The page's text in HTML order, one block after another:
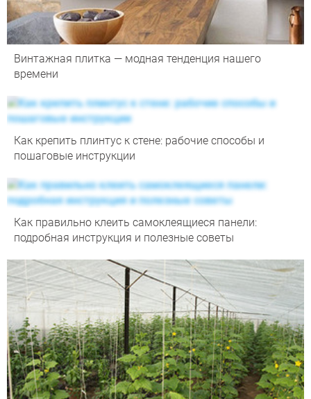
Винтажная плитка — модная тенденция нашего
времени
Как крепить плинтус к стене: рабочие способы и
пошаговые инструкции
Как правильно клеить самоклеящиеся панели:
подробная инструкция и полезные советы